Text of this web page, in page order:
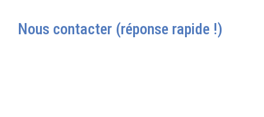
Nous contacter (réponse rapide !)